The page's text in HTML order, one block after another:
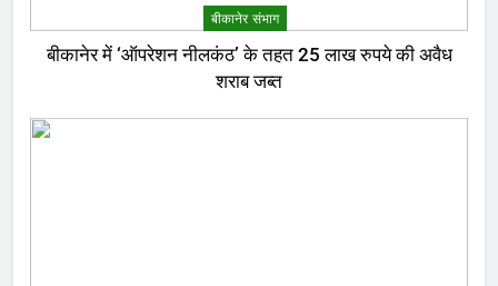
बीकानेर संभाग
बीकानेर में ‘ऑपरेशन नीलकंठ’ के तहत 25 लाख रुपये की अवैध
शराब जब्त